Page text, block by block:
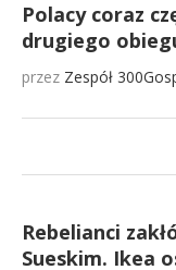
Polacy coraz
drugiego
przez Zespół
Rebelianci
Sueskim. Ikea